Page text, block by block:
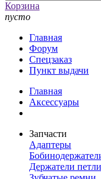
Корзина
пусто
Главная
Форум
Спецзаказ
Пункт выдачи
Главная
Аксессуары
Запчасти
Адаптеры
Держатели